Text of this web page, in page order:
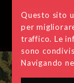
Questo sito
per
traffico. Le
sono
Navigando